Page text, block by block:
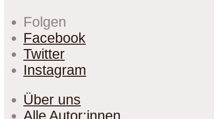
Folgen
Facebook
Twitter
Instagram
Über uns
Alle Autor:innen